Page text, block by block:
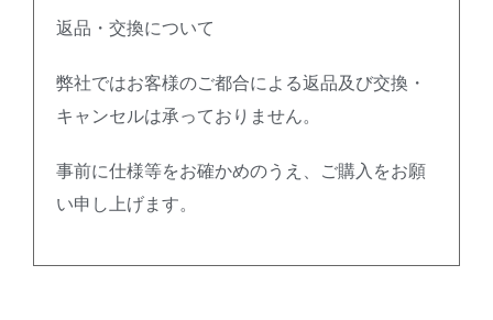
返品・交換について
弊社ではお客様のご都合による返品及び交換・
キャンセルは承っておりません。
事前に仕様等をお確かめのうえ、ご購入をお願
い申し上げます。